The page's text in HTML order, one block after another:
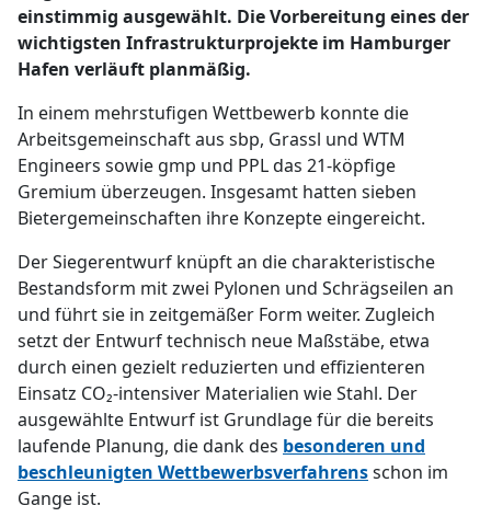
einstimmig ausgewählt. Die Vorbereitung eines der
wichtigsten Infrastrukturprojekte im Hamburger
Hafen verläuft planmäßig.
In einem mehrstufigen Wettbewerb konnte die
Arbeitsgemeinschaft aus sbp, Grassl und WTM
Engineers sowie gmp und PPL das 21-köpfige
Gremium überzeugen. Insgesamt hatten sieben
Bietergemeinschaften ihre Konzepte eingereicht.
Der Siegerentwurf knüpft an die charakteristische
Bestandsform mit zwei Pylonen und Schrägseilen an
und führt sie in zeitgemäßer Form weiter. Zugleich
setzt der Entwurf technisch neue Maßstäbe, etwa
durch einen gezielt reduzierten und effizienteren
Einsatz CO₂-intensiver Materialien wie Stahl. Der
ausgewählte Entwurf ist Grundlage für die bereits
laufende Planung, die dank des besonderen und
beschleunigten Wettbewerbsverfahrensschon im
Gange ist.